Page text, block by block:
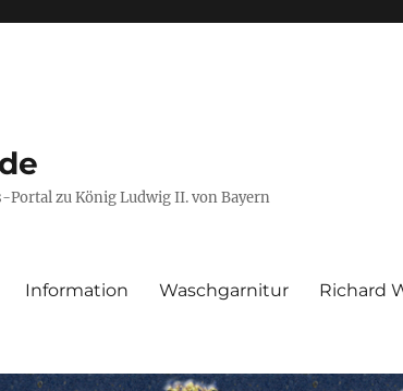
zu König Ludwig II. von Bayern
Information Waschgarnitur Richard